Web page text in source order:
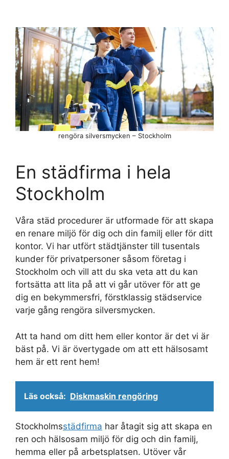
En städfirma i hela
Stockholm
Våra städ procedurer är utformade för att skapa
en renare miljö för dig och din familj eller för ditt
kontor. Vi har utfört städtjänster till tusentals
kunder för privatpersoner såsom företag i
Stockholm och vill att du ska veta att du kan
fortsätta att lita på att vi går utöver för att ge
dig en bekymmersfri, förstklassig städservice
varje gång rengöra silversmycken.
Att ta hand om ditt hem eller kontor är det vi är
bäst på. Vi är övertygade om att ett hälsosamt
hem är ett rent hem!
Läs också: Diskmaskin rengöring
Stockholmsstädfirma har åtagit sig att skapa en
ren och hälsosam miljö för dig och din familj,
hemma eller på arbetsplatsen. Utöver vår
rengöra silversmycken – Stockholm